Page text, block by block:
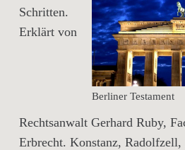
Berliner Testament
Schritten.
Erklärt von
Rechtsanwalt Gerhard Ruby,
Erbrecht. Konstanz,